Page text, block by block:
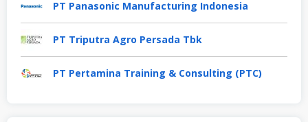
PT Panasonic Manufacturing Indonesia
PT Triputra Agro Persada Tbk
PT Pertamina Training & Consulting (PTC)